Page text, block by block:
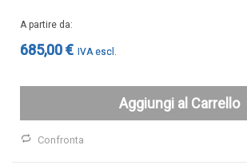
A partire da
685,00 €
Aggiungi al Carrello
Confronta